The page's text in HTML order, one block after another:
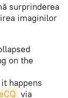
surprinderea
imaginilor
on the
happens
via